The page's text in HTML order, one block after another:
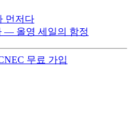
먼저다
— 올영 세일의 함정
무료 가입